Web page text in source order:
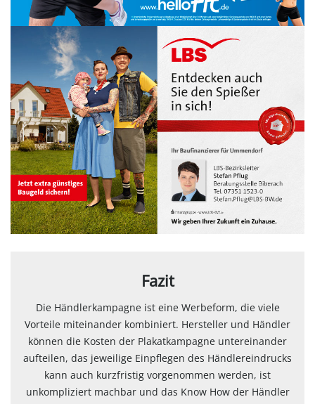
Fazit
Die Händlerkampagne ist eine Werbeform, die viele
Vorteile miteinander kombiniert. Hersteller und Händler
können die Kosten der Plakatkampagne untereinander
aufteilen, das jeweilige Einpflegen des Händlereindrucks
kann auch kurzfristig vorgenommen werden, ist
unkompliziert machbar und das Know How der Händler